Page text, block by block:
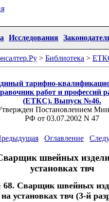
Исследования
> Библиотека >
тарифно-
работ и профессий
(ЕТКС). Выпуск №46.
Постановлением
РФ от 03.07.2002 N 47
Оглавление
швейных
установках твч
68. Сварщик швейных
на установках твч (3-й